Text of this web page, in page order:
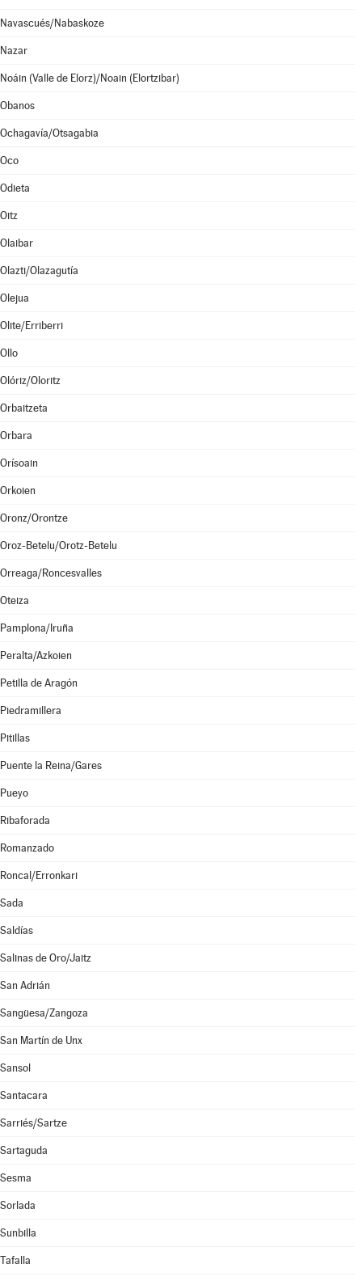
Navascués/Nabaskoze
Nazar
Noáin (Valle de Elorz)/Noain (Elortzibar)
Obanos
Ochagavía/Otsagabia
Oco
Odieta
Oitz
Olaibar
Olazti/Olazagutía
Olejua
Olite/Erriberri
Ollo
Olóriz/Oloritz
Orbaitzeta
Orbara
Orísoain
Orkoien
Oronz/Orontze
Oroz-Betelu/Orotz-Betelu
Orreaga/Roncesvalles
Oteiza
Pamplona/Iruña
Peralta/Azkoien
Petilla de Aragón
Piedramillera
Pitillas
Puente la Reina/Gares
Pueyo
Ribaforada
Romanzado
Roncal/Erronkari
Sada
Saldías
Salinas de Oro/Jaitz
San Adrián
Sangüesa/Zangoza
San Martín de Unx
Sansol
Santacara
Sarriés/Sartze
Sartaguda
Sesma
Sorlada
Sunbilla
Tafalla